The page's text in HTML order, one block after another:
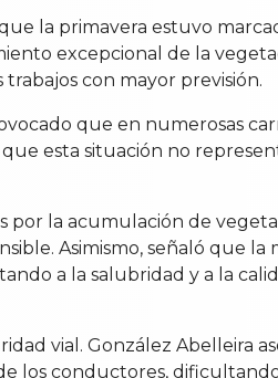
la primavera estuvo
excepcional de la
con mayor previsión.
que en numerosas
esta situación no
por la acumulación de
Asimismo, señaló que la
a la salubridad y a la
vial. González Abelleira
los conductores,